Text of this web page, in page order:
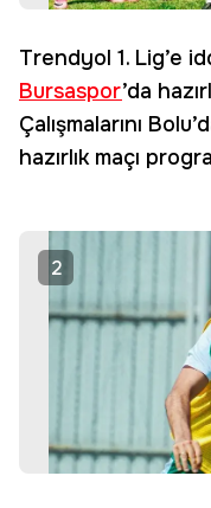
Trendyol 1. Lig’e
Bursaspor’da
Çalışmalarını
hazırlık maçı
2